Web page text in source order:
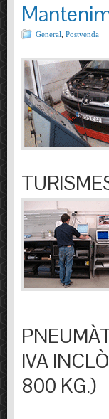
General Postvenda
IVA
800 KG.)